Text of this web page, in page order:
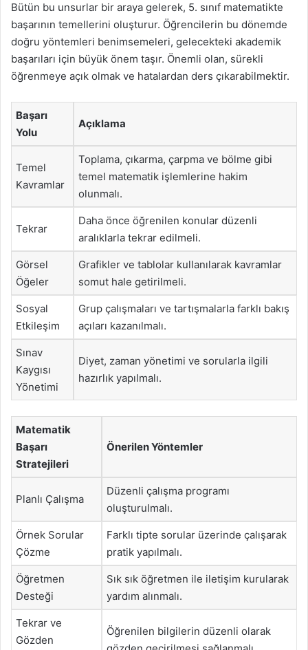
Bütün bu unsurlar bir araya gelerek, 5. sınıf matematikte
başarının temellerini oluşturur. Öğrencilerin bu dönemde
doğru yöntemleri benimsemeleri, gelecekteki akademik
başarıları için büyük önem taşır. Önemli olan, sürekli
öğrenmeye açık olmak ve hatalardan ders çıkarabilmektir.
Başarı
Yolu
Açıklama
Temel
Kavramlar
Toplama, çıkarma, çarpma ve bölme gibi
temel matematik işlemlerine hakim
olunmalı.
Tekrar
Daha önce öğrenilen konular düzenli
aralıklarla tekrar edilmeli.
Görsel
Öğeler
Grafikler ve tablolar kullanılarak kavramlar
somut hale getirilmeli.
Sosyal
Etkileşim
Grup çalışmaları ve tartışmalarla farklı bakış
açıları kazanılmalı.
Sınav
Kaygısı
Yönetimi
Diyet, zaman yönetimi ve sorularla ilgili
hazırlık yapılmalı.
Matematik
Başarı
Stratejileri
Önerilen Yöntemler
Planlı Çalışma
Düzenli çalışma programı
oluşturulmalı.
Örnek Sorular
Çözme
Farklı tipte sorular üzerinde çalışarak
pratik yapılmalı.
Öğretmen
Desteği
Sık sık öğretmen ile iletişim kurularak
yardım alınmalı.
Tekrar ve
Gözden
Öğrenilen bilgilerin düzenli olarak